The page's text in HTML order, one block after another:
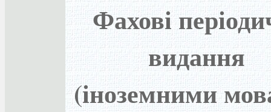
Фахові
видання
(іноземними